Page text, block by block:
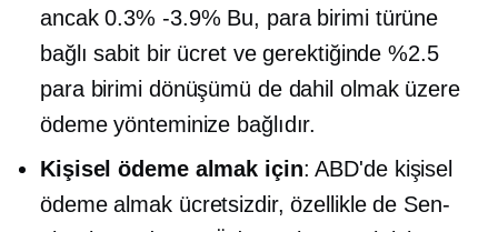
ancak0.3% -3.9% Bu, para birimi türüne
bağlı sabit bir ücret ve gerektiğinde %2.5
para birimi dönüşümü de dahil olmak üzere
ödeme yönteminize bağlıdır.
Kişisel ödeme almak için: ABD'de kişisel
ödeme almak ücretsizdir, özellikle de Sen-